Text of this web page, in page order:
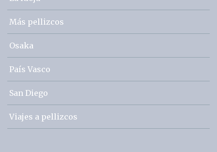
Más pellizcos
Osaka
País Vasco
San Diego
Viajes a pellizcos